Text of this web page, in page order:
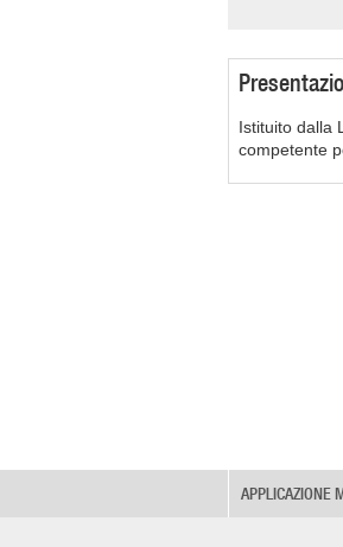
Istituito dalla
competente
APPLICAZIONE